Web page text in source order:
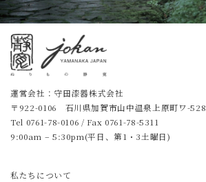
運営会社：守田漆器株式会社
〒922-0106 石川県加賀市山中温泉上原町ワ-528
Tel 0761-78-0106 / Fax 0761-78-5311
9:00am – 5:30pm(平日、第1・3土曜日)
私たちについて